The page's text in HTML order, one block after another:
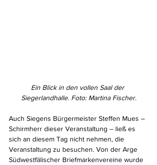
Ein Blick in den vollen Saal der
Siegerlandhalle. Foto: Martina Fischer.
Auch Siegens Bürgermeister Steffen Mues –
Schirmherr dieser Veranstaltung – ließ es
sich an diesem Tag nicht nehmen, die
Veranstaltung zu besuchen. Von der Arge
Südwestfälischer Briefmarkenvereine wurde